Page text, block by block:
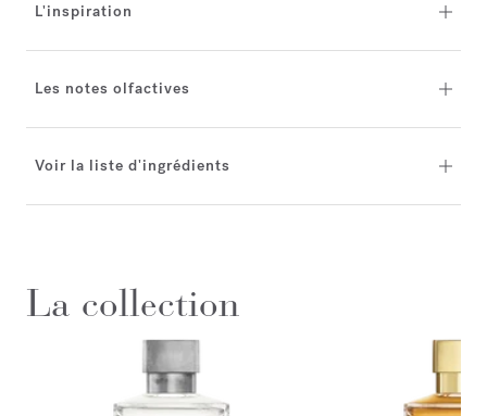
L'inspiration
Les notes olfactives
Voir la liste d'ingrédients
La collection